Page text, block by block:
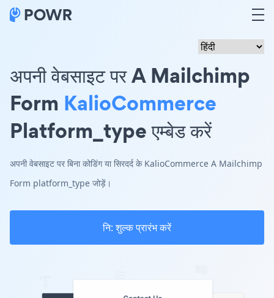
अपनी वेबसाइट पर A Mailchimp
Form KalioCommerce
Platform_type एम्बेड करें
अपनी वेबसाइट पर बिना कोडिंग या सिरदर्द के KalioCommerce A Mailchimp
Form platform_type जोड़ें।
नि: शुल्क प्रारंभ करें